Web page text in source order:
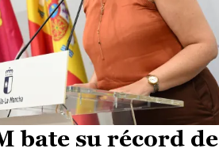
bate su récord de